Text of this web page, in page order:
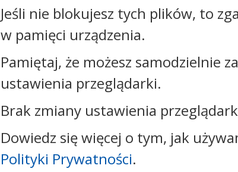
Kontakt:
tel.:+48544144000
faks: +48544144444
e-mail:
skrytka ePUAP: /
/umwloclawek/skrytka
strona www:
Jeśli nie blokujesz tych plików, to
w pamięci urządzenia.
Pamiętaj, że możesz samodzielnie
ustawienia przeglądarki.
Brak zmiany ustawienia
Dowiedz się więcej o tym, jak
Polityki Prywatności.